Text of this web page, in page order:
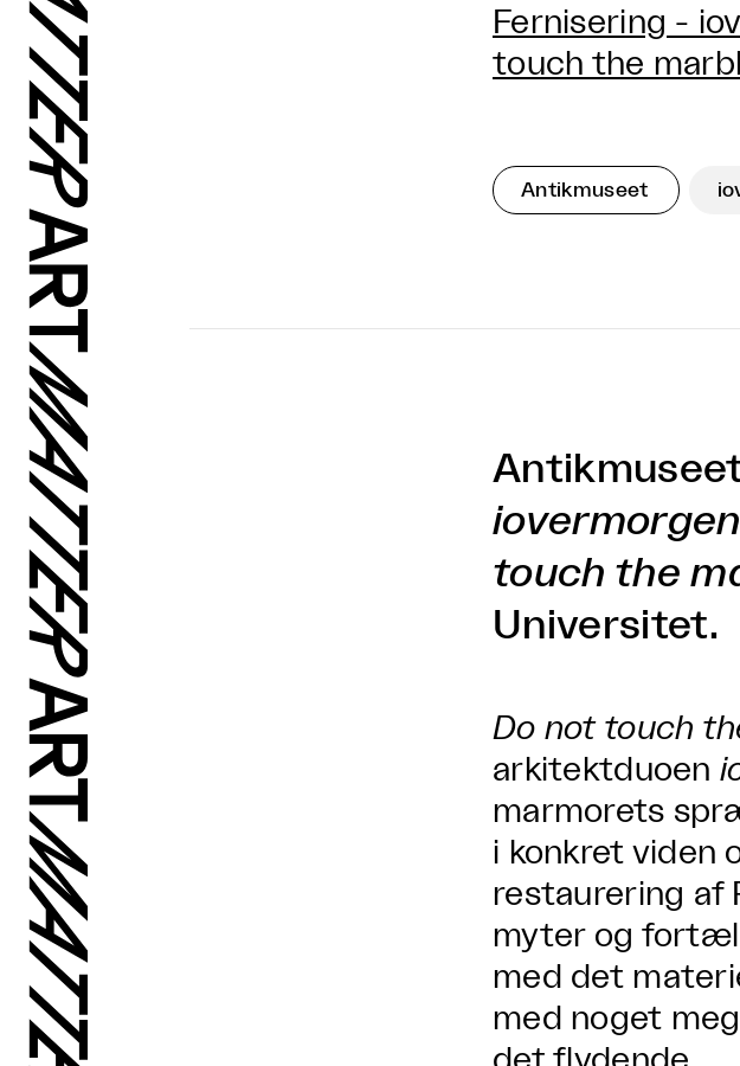
Fernisering -
touch the
Antikmuseet
iovermorgen
touch the
Universitet.
Do not touch
arkitektduoen
marmorets
i konkret viden
restaurering af
myter og
med det
med noget